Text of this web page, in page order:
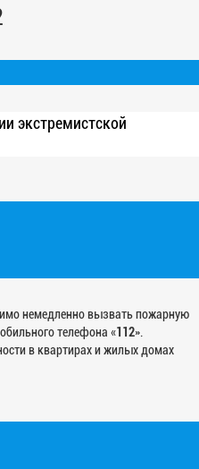
экстремистской
немедленно вызвать пожарную
телефона «112».
в квартирах и жилых домах